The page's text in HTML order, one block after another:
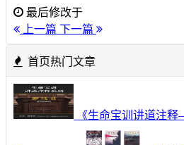
最后修改于
上一篇 下一篇
首页热门文章
《生命宝训讲道注